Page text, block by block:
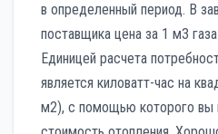
в определенный период. В
поставщика цена за 1 м3
Единицей расчета
является киловатт-час на
м2), с помощью которого вы